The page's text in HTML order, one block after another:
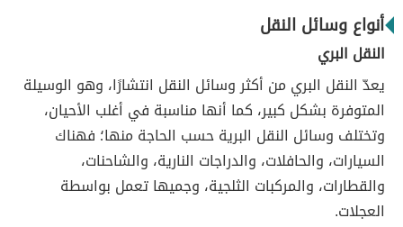
أنواع وسائل النقل
النقل البري
يعدّ النقل البري من أكثر وسائل النقل انتشارًا، وهو الوسيلة
المتوفرة بشكل كبير، كما أنها مناسبة في أغلب الأحيان،
وتختلف وسائل النقل البرية حسب الحاجة منها؛ فهناك
السيارات، والحافلات، والدراجات النارية، والشاحنات،
والقطارات، والمركبات الثلجية، وجميها تعمل بواسطة
العجلات.